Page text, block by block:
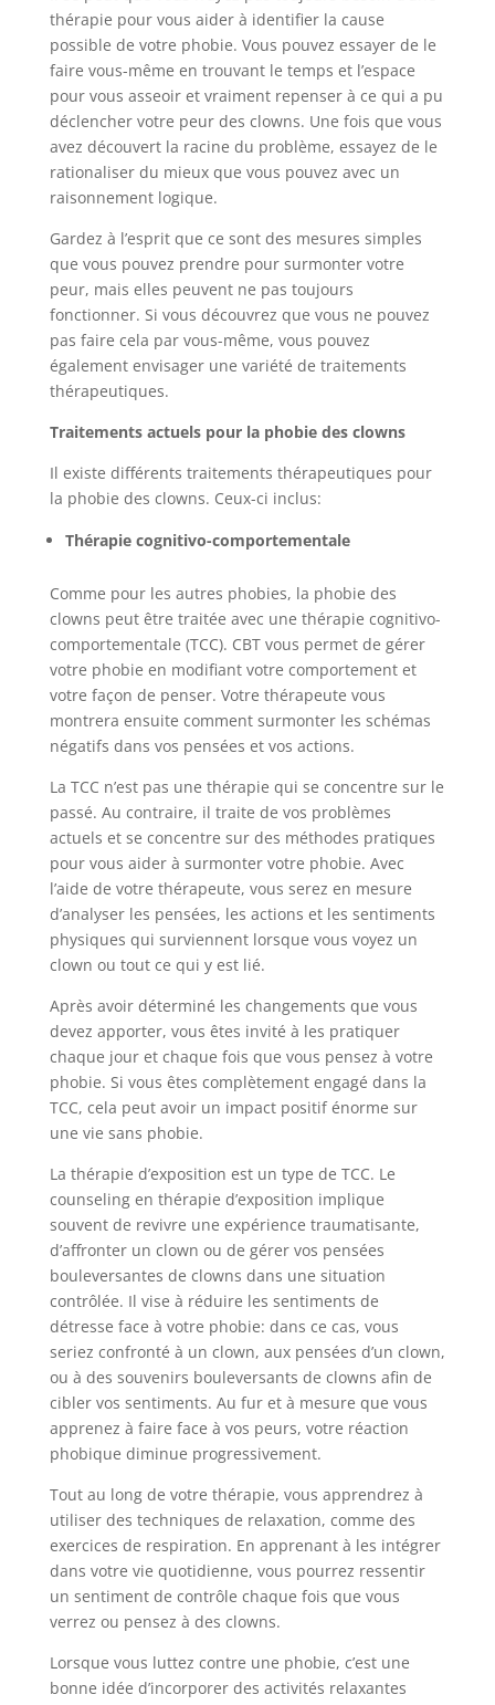
thérapie pour vous aider à identifier la cause
possible de votre phobie. Vous pouvez essayer de le
faire vous-même en trouvant le temps et l’espace
pour vous asseoir et vraiment repenser à ce qui a pu
déclencher votre peur des clowns. Une fois que vous
avez découvert la racine du problème, essayez de le
rationaliser du mieux que vous pouvez avec un
raisonnement logique.
Gardez à l’esprit que ce sont des mesures simples
que vous pouvez prendre pour surmonter votre
peur, mais elles peuvent ne pas toujours
fonctionner. Si vous découvrez que vous ne pouvez
pas faire cela par vous-même, vous pouvez
également envisager une variété de traitements
thérapeutiques.
Traitements actuels pour la phobie des clowns
Il existe différents traitements thérapeutiques pour
la phobie des clowns. Ceux-ci inclus:
Thérapie cognitivo-comportementale
Comme pour les autres phobies, la phobie des
clowns peut être traitée avec une thérapie cognitivo-
comportementale (TCC). CBT vous permet de gérer
votre phobie en modifiant votre comportement et
votre façon de penser. Votre thérapeute vous
montrera ensuite comment surmonter les schémas
négatifs dans vos pensées et vos actions.
La TCC n’est pas une thérapie qui se concentre sur le
passé. Au contraire, il traite de vos problèmes
actuels et se concentre sur des méthodes pratiques
pour vous aider à surmonter votre phobie. Avec
l’aide de votre thérapeute, vous serez en mesure
d’analyser les pensées, les actions et les sentiments
physiques qui surviennent lorsque vous voyez un
clown ou tout ce qui y est lié.
Après avoir déterminé les changements que vous
devez apporter, vous êtes invité à les pratiquer
chaque jour et chaque fois que vous pensez à votre
phobie. Si vous êtes complètement engagé dans la
TCC, cela peut avoir un impact positif énorme sur
une vie sans phobie.
La thérapie d’exposition est un type de TCC. Le
counseling en thérapie d’exposition implique
souvent de revivre une expérience traumatisante,
d’affronter un clown ou de gérer vos pensées
bouleversantes de clowns dans une situation
contrôlée. Il vise à réduire les sentiments de
détresse face à votre phobie: dans ce cas, vous
seriez confronté à un clown, aux pensées d’un clown,
ou à des souvenirs bouleversants de clowns afin de
cibler vos sentiments. Au fur et à mesure que vous
apprenez à faire face à vos peurs, votre réaction
phobique diminue progressivement.
Tout au long de votre thérapie, vous apprendrez à
utiliser des techniques de relaxation, comme des
exercices de respiration. En apprenant à les intégrer
dans votre vie quotidienne, vous pourrez ressentir
un sentiment de contrôle chaque fois que vous
verrez ou pensez à des clowns.
Lorsque vous luttez contre une phobie, c’est une
bonne idée d’incorporer des activités relaxantes